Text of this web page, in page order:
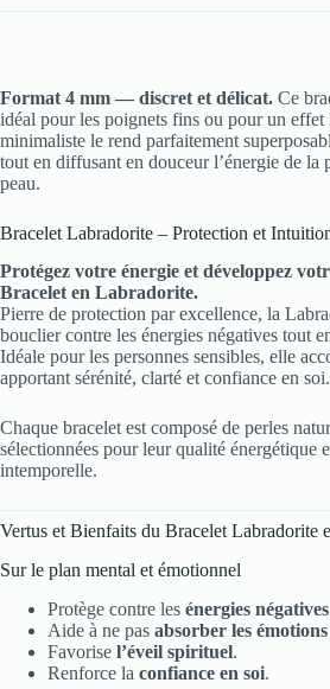
Format 4 mm — discret et délicat. Ce
idéal pour les poignets fins ou pour un
minimaliste le rend parfaitement
tout en diffusant en douceur l’énergie de la
peau.
Bracelet Labradorite – Protection et
Protégez votre énergie et développez
Bracelet en Labradorite.
Pierre de protection par excellence, la
bouclier contre les énergies négatives tout
Idéale pour les personnes sensibles, elle
apportant sérénité, clarté et confiance en soi.
Chaque bracelet est composé de perles
sélectionnées pour leur qualité énergétique
intemporelle.
Vertus et Bienfaits du Bracelet Labradorite
Sur le plan mental et émotionnel
Protège contre les énergies négatives
Aide à ne pas absorber les
Favorise l’éveil spirituel.
Renforce la confiance en soi.